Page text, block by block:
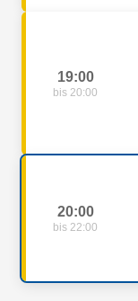
19:00
bis 20:00
20:00
bis 22:00